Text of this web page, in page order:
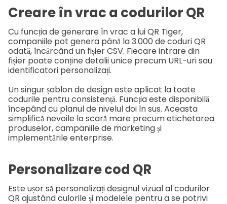
Creare în vrac a codurilor QR
Cu funcția de generare în vrac a lui QR Tiger,
companiile pot genera până la 3.000 de coduri QR
odată, încărcând un fișier CSV. Fiecare intrare din
fișier poate conține detalii unice precum URL-uri sau
identificatori personalizați.
Un singur șablon de design este aplicat la toate
codurile pentru consistență. Funcția este disponibilă
începând cu planul de nivelul doi în sus. Aceasta
simplifică nevoile la scară mare precum etichetarea
produselor, campaniile de marketing și
implementările enterprise.
Personalizare cod QR
Este ușor să personalizați designul vizual al codurilor
QR ajustând culorile și modelele pentru a se potrivi